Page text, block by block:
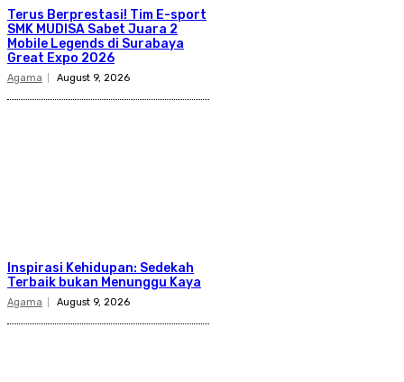
Terus Berprestasi! Tim E-sport
SMK MUDISA Sabet Juara 2
Mobile Legends di Surabaya
Great Expo 2026
Agama August 9, 2026
Inspirasi Kehidupan: Sedekah
Terbaik bukan Menunggu Kaya
Agama August 9, 2026